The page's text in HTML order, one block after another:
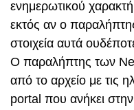
ενημερωτικού
εκτός αν ο
στοιχεία αυτά
Ο παραλήπτης των
από το αρχείο με τις
portal που ανήκει